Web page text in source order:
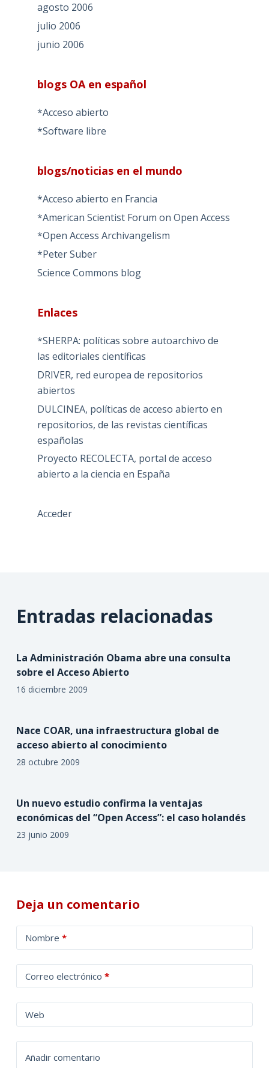
agosto 2006
julio 2006
junio 2006
blogs OA en español
*Acceso abierto
*Software libre
blogs/noticias en el mundo
*Acceso abierto en Francia
*American Scientist Forum on Open Access
*Open Access Archivangelism
*Peter Suber
Science Commons blog
Enlaces
*SHERPA: políticas sobre autoarchivo de
las editoriales científicas
DRIVER, red europea de repositorios
abiertos
DULCINEA, políticas de acceso abierto en
repositorios, de las revistas científicas
españolas
Proyecto RECOLECTA, portal de acceso
abierto a la ciencia en España
Acceder
Entradas relacionadas
La Administración Obama abre una consulta
sobre el Acceso Abierto
16 diciembre 2009
Nace COAR, una infraestructura global de
acceso abierto al conocimiento
28 octubre 2009
Un nuevo estudio confirma la ventajas
económicas del “Open Access”: el caso holandés
23 junio 2009
Deja un comentario
Nombre *
Correo electrónico *
Web
Añadir comentario
l
t
a
t